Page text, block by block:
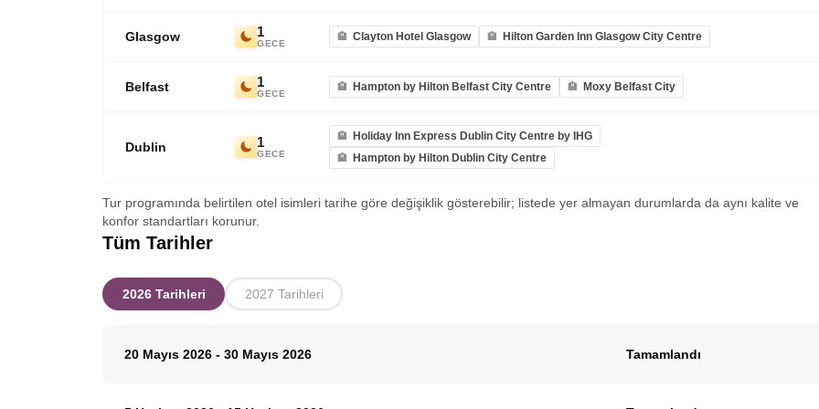
Glasgow 1
GECE
Clayton Hotel Glasgow Hilton Garden Inn Glasgow City Centre
Belfast 1
GECE
Hampton by Hilton Belfast City Centre Moxy Belfast City
Dublin 1
GECE
Holiday Inn Express Dublin City Centre by IHG
Hampton by Hilton Dublin City Centre
Tur programında belirtilen otel isimleri tarihe göre değişiklik gösterebilir; listede yer almayan durumlarda da aynı kalite ve
konfor standartları korunur.
Tüm Tarihler
2026 Tarihleri 2027 Tarihleri
20 Mayıs 2026 - 30 Mayıs 2026 Tamamlandı